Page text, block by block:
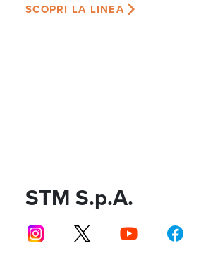
SCOPRI LA LINEA
STM S.p.A.